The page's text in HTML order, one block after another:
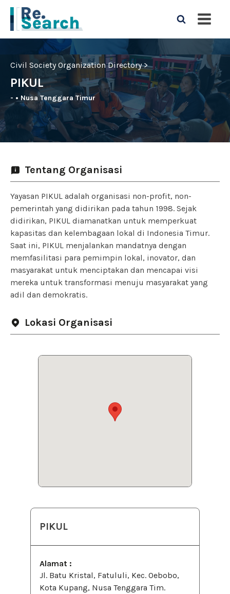
Civil Society Organization Directory >
PIKUL
- • Nusa Tenggara Timur
Tentang Organisasi
Yayasan PIKUL adalah organisasi non-profit, non-
pemerintah yang didirikan pada tahun 1998. Sejak
didirikan, PIKUL diamanatkan untuk memperkuat
kapasitas dan kelembagaan lokal di Indonesia Timur.
Saat ini, PIKUL menjalankan mandatnya dengan
memfasilitasi para pemimpin lokal, inovator, dan
masyarakat untuk menciptakan dan mencapai visi
mereka untuk transformasi menuju masyarakat yang
adil dan demokratis.
Lokasi Organisasi
PIKUL
Alamat :
Jl. Batu Kristal, Fatululi, Kec. Oebobo,
Kota Kupang, Nusa Tenggara Tim.